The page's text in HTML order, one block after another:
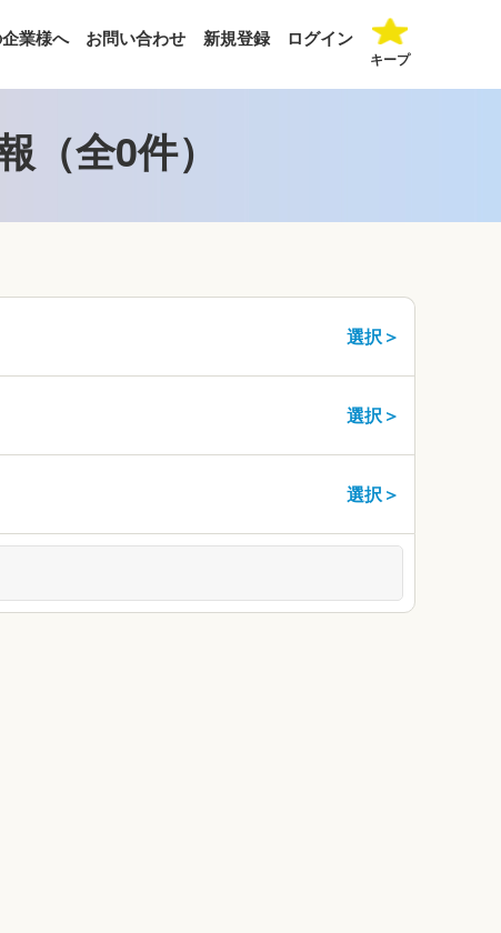
業様へ お問い合わせ 新規登録 ログイン
キープ
（全0件）
選択＞
選択＞
選択＞